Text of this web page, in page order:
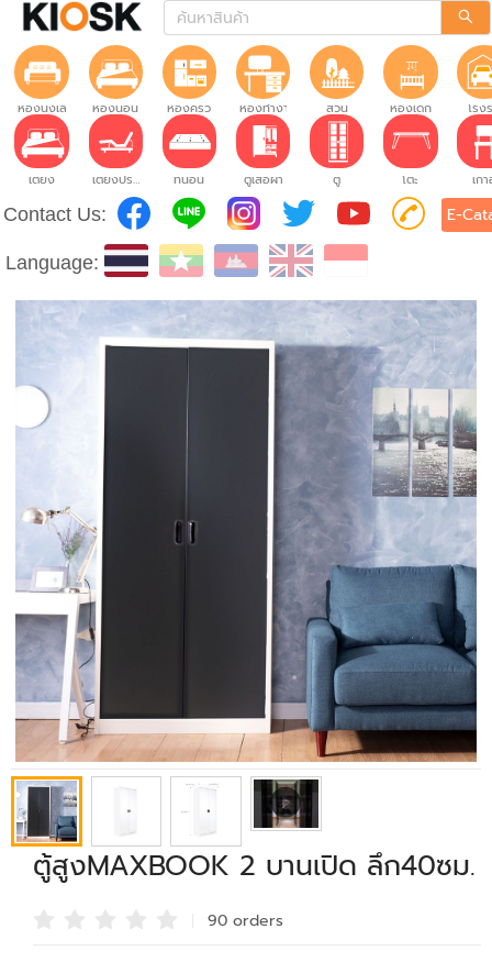
ห้องนั่งเล่น ห้องนอน ห้องครัว ห้องทำงาน สวน ห้องเด็ก โรง
เตียง เตียงปรับระดับ ที่นอน ตู้เสื้อผ้า ตู้ โต๊ะ เก้
Contact Us: E-
Language:
ตู้สูงMAXBOOK 2 บานเปิด ลึก40ซม.
90 orders